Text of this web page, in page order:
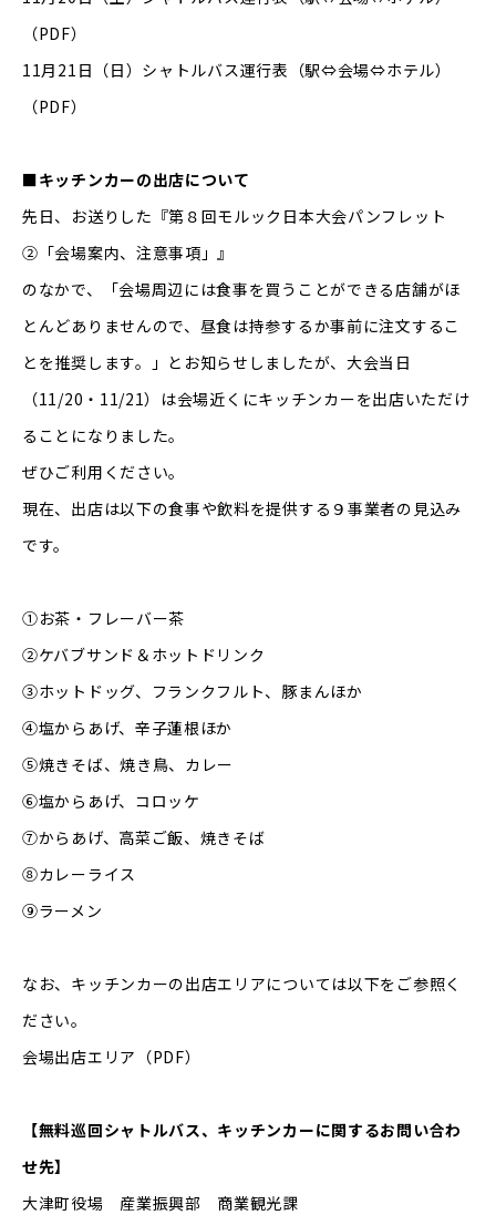
（PDF）
11月21日（日） シャトルバス運行表（駅⇔会場⇔ホテル）
（PDF）
■キッチンカーの出店について
先日、お送りした『第８回モルック日本大会パンフレット
②「会場案内、注意事項」』
のなかで、「会場周辺には食事を買うことができる店舗がほ
とんどありませんので、昼食は持参するか事前に注文するこ
とを推奨します。」とお知らせしましたが、大会当日
（11/20・11/21）は会場近くにキッチンカーを出店いただけ
ることになりました。
ぜひご利用ください。
現在、出店は以下の食事や飲料を提供する９事業者の見込み
です。
①お茶・フレーバー茶
②ケバブサンド＆ホットドリンク
③ホットドッグ、フランクフルト、豚まんほか
④塩からあげ、辛子蓮根ほか
⑤焼きそば、焼き鳥、カレー
⑥塩からあげ、コロッケ
⑦からあげ、高菜ご飯、焼きそば
⑧カレーライス
⑨ラーメン
なお、キッチンカーの出店エリアについては以下をご参照く
ださい。
会場出店エリア （PDF）
【無料巡回シャトルバス、キッチンカーに関するお問い合わ
せ先】
大津町役場 産業振興部 商業観光課